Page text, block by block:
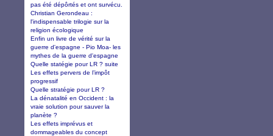
pas été dépôrtés et ont survécu.
Christian Gerondeau :
l'indispensable trilogie sur la
religion écologique
Enfin un livre de vérité sur la
guerre d'espagne - Pio Moa- les
mythes de la guerre d'espagne
Quelle statégie pour LR ? suite
Les effets pervers de l’impôt
progressif
Quelle stratégie pour LR ?
La dénatalité en Occident : la
vraie solution pour sauver la
planète ?
Les effets imprévus et
dommageables du concept